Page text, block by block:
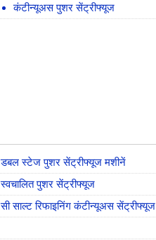
कंटीन्यूअस पुशर सेंट्रीफ्यूज
डबल स्टेज पुशर सेंट्रीफ्यूज मशीनें
स्वचालित पुशर सेंट्रीफ्यूज
सी साल्ट रिफाइनिंग कंटीन्यूअस सेंट्रीफ्यूज